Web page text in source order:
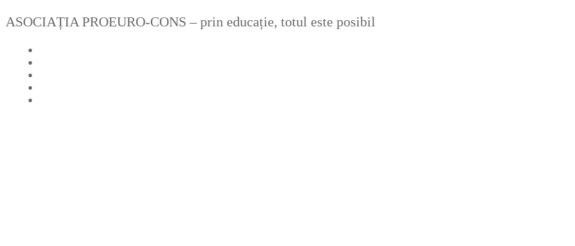
Sari
Meniu
Închide
ASOCIAȚIA PROEURO-CONS – prin educație, totul este posibil